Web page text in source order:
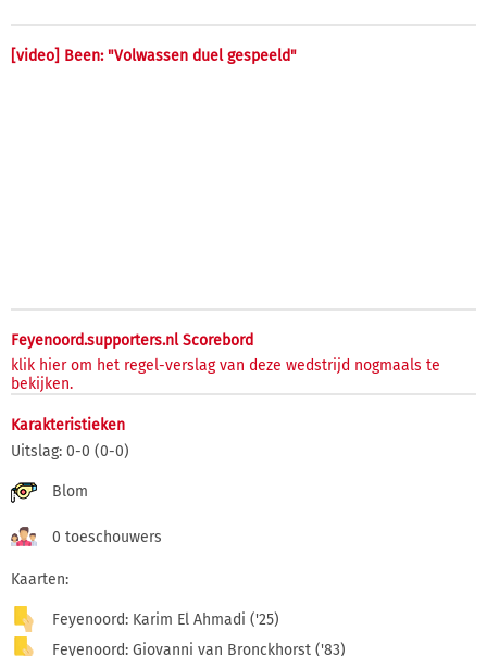
[video] Been: "Volwassen duel gespeeld"
Feyenoord.supporters.nl Scorebord
klik hier om het regel-verslag van deze wedstrijd nogmaals te
bekijken.
Karakteristieken
Uitslag: 0-0 (0-0)
Blom
0 toeschouwers
Kaarten:
Feyenoord: Karim El Ahmadi ('25)
Feyenoord: Giovanni van Bronckhorst ('83)